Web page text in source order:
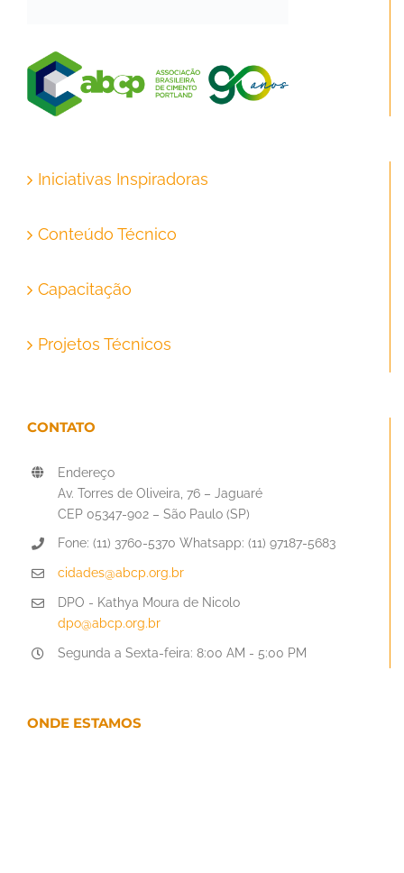
Iniciativas Inspiradoras
Conteúdo Técnico
Capacitação
Projetos Técnicos
CONTATO
Endereço
Av. Torres de Oliveira, 76 – Jaguaré
CEP 05347-902 – São Paulo (SP)
Fone: (11) 3760-5370 Whatsapp: (11) 97187-5683
cidades@abcp.org.br
DPO - Kathya Moura de Nicolo
dpo@abcp.org.br
Segunda a Sexta-feira: 8:00 AM - 5:00 PM
ONDE ESTAMOS